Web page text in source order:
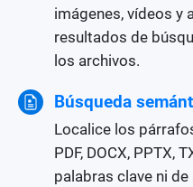
imágenes, vídeos y
resultados de
los archivos.
Búsqueda
Localice los
PDF, DOCX, PPTX,
palabras clave ni